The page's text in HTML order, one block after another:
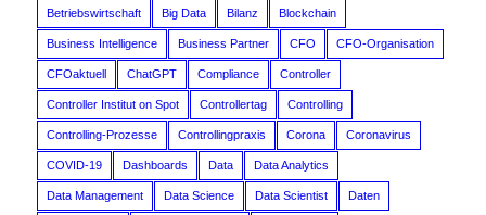
Betriebswirtschaft Big Data Bilanz Blockchain
Business Intelligence Business Partner CFO CFO-Organisation
CFOaktuell ChatGPT Compliance Controller
Controller Institut on Spot Controllertag Controlling
Controlling-Prozesse Controllingpraxis Corona Coronavirus
COVID-19 Dashboards Data Data Analytics
Data Management Data Science Data Scientist Daten